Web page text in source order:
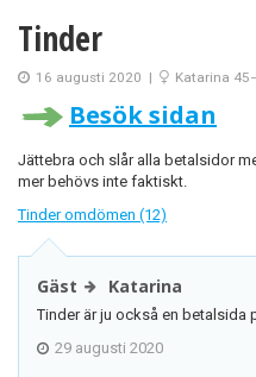
Tinder
16 augusti 2020 | Katarina
Besök sidan
Jättebra och slår alla betalsidor
mer behövs inte faktiskt.
Tinder omdömen (12)
Gäst Katarina
Tinder är ju också en betalsida
29 augusti 2020